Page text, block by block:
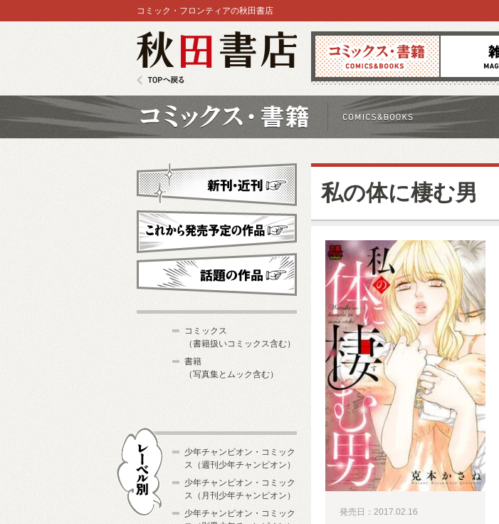
コミックス 雑誌
コミック・フロンティアの秋田書店
私の体に棲む男
発売日：2017.02.16
新刊・近刊
これから発売予定
コミックス
（書籍扱いコミックス含む）
書籍
（写真集とムック含む）
少年チャンピオン・コミック
ス（週刊少年チャンピオン）
少年チャンピオン・コミック
ス（月刊少年チャンピオン）
少年チャンピオン・コミック